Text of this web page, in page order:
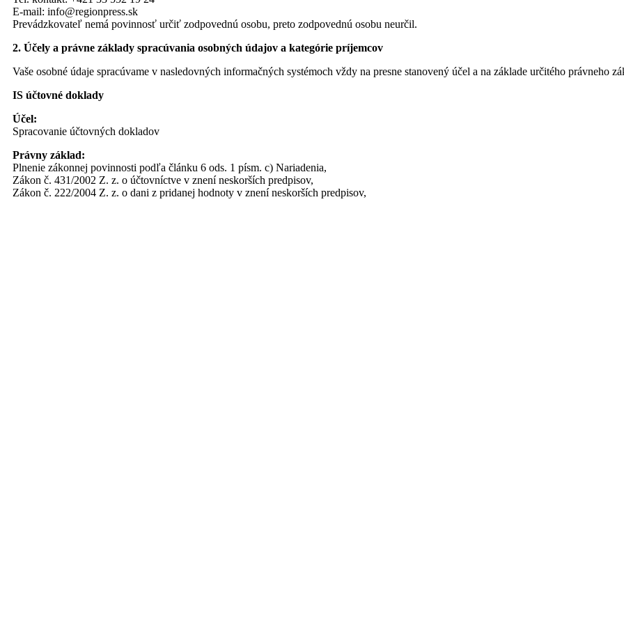
E-mail: info@regionpress.sk
Prevádzkovateľ nemá povinnosť určiť zodpovednú osobu, preto zodpovednú osobu neurčil.
2. Účely a právne základy spracúvania osobných údajov a kategórie príjemcov
Vaše osobné údaje spracúvame v nasledovných informačných systémoch vždy na presne stanovený účel a na základe určitého právneho
IS účtovné doklady
Účel:
Spracovanie účtovných dokladov
Právny základ:
Plnenie zákonnej povinnosti podľa článku 6 ods. 1 písm. c) Nariadenia,
Zákon č. 431/2002 Z. z. o účtovníctve v znení neskorších predpisov,
Zákon č. 222/2004 Z. z. o dani z pridanej hodnoty v znení neskorších predpisov,